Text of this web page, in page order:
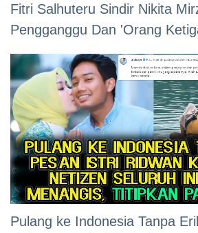
Fitri Salhuteru Sindir Nikita
Pengganggu Dan 'Orang
Pulang ke Indonesia Tanpa